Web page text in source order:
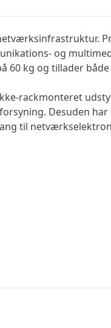
og
60 kg og tillader
rackmonteret
Desuden har
til